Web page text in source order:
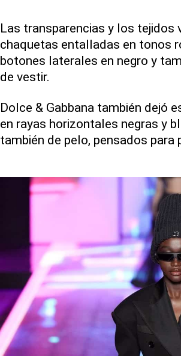
Las transparencias y los tejidos
chaquetas entalladas en tonos
botones laterales en negro y
de vestir.
Dolce & Gabbana también dejó
en rayas horizontales negras y
también de pelo, pensados